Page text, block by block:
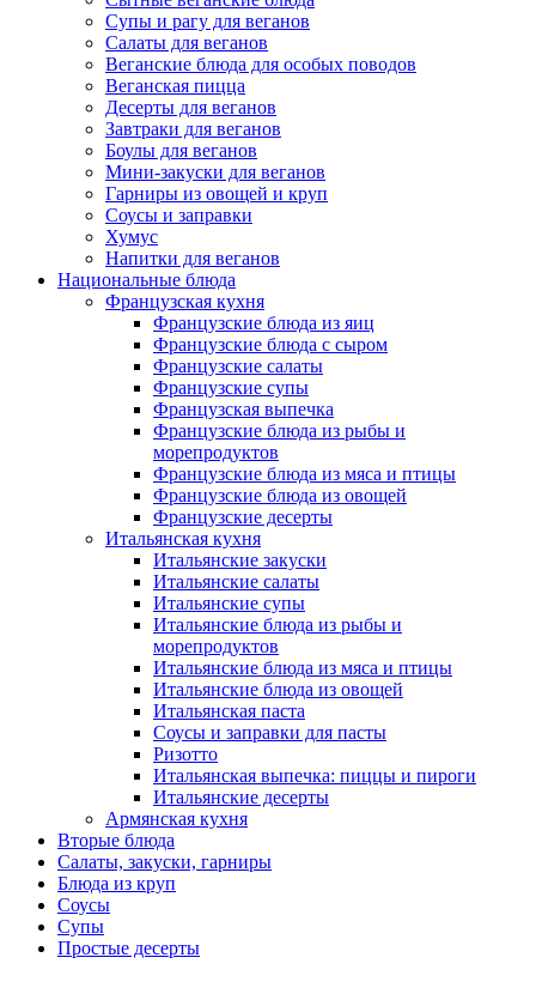
Супы и рагу для веганов
Салаты для веганов
Веганские блюда для особых поводов
Веганская пицца
Десерты для веганов
Завтраки для веганов
Боулы для веганов
Мини-закуски для веганов
Гарниры из овощей и круп
Соусы и заправки
Хумус
Напитки для веганов
Национальные блюда
Французская кухня
Французские блюда из яиц
Французские блюда с сыром
Французские салаты
Французские супы
Французская выпечка
Французские блюда из рыбы и
морепродуктов
Французские блюда из мяса и птицы
Французские блюда из овощей
Французские десерты
Итальянская кухня
Итальянские закуски
Итальянские салаты
Итальянские супы
Итальянские блюда из рыбы и
морепродуктов
Итальянские блюда из мяса и птицы
Итальянские блюда из овощей
Итальянская паста
Соусы и заправки для пасты
Ризотто
Итальянская выпечка: пиццы и пироги
Итальянские десерты
Армянская кухня
Вторые блюда
Салаты, закуски, гарниры
Блюда из круп
Соусы
Супы
Простые десерты